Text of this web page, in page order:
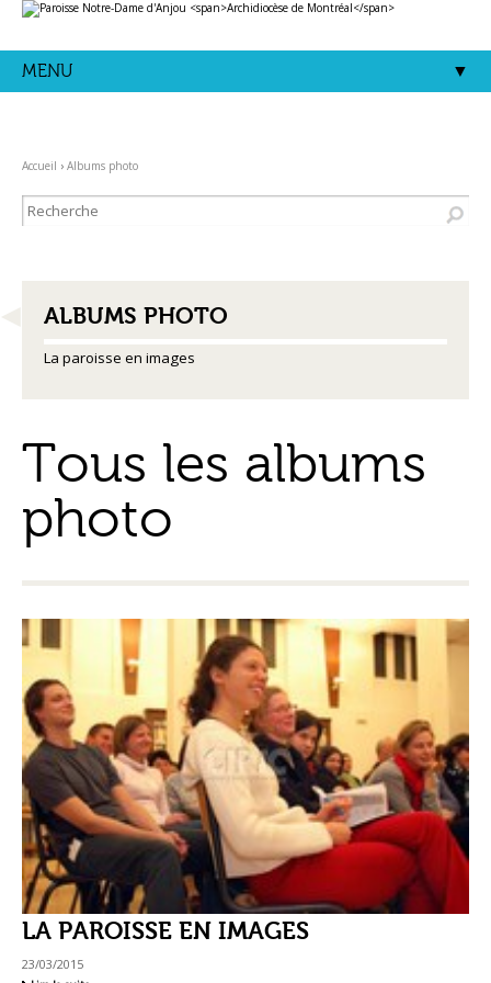
Aller
au
|
Aller
Outils
personnels
MENU
Accueil › Albums photo
NAVIGATION
ALBUMS PHOTO
La paroisse en images
Tous les albums
photo
LA PAROISSE EN IMAGES
23/03/2015